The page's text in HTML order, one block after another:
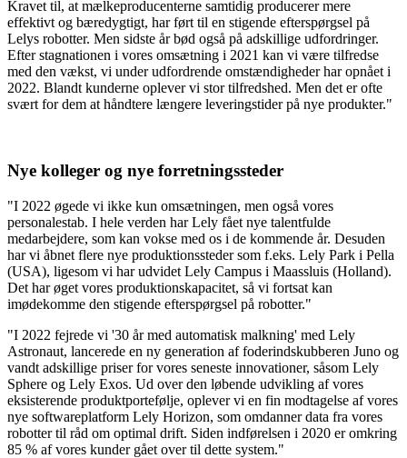
Kravet til, at mælkeproducenterne samtidig producerer mere
effektivt og bæredygtigt, har ført til en stigende efterspørgsel på
Lelys robotter. Men sidste år bød også på adskillige udfordringer.
Efter stagnationen i vores omsætning i 2021 kan vi være tilfredse
med den vækst, vi under udfordrende omstændigheder har opnået i
2022. Blandt kunderne oplever vi stor tilfredshed. Men det er ofte
svært for dem at håndtere længere leveringstider på nye produkter."
Nye kolleger og nye forretningssteder
"I 2022 øgede vi ikke kun omsætningen, men også vores
personalestab. I hele verden har Lely fået nye talentfulde
medarbejdere, som kan vokse med os i de kommende år. Desuden
har vi åbnet flere nye produktionssteder som f.eks. Lely Park i Pella
(USA), ligesom vi har udvidet Lely Campus i Maassluis (Holland).
Det har øget vores produktionskapacitet, så vi fortsat kan
imødekomme den stigende efterspørgsel på robotter."
"I 2022 fejrede vi '30 år med automatisk malkning' med Lely
Astronaut, lancerede en ny generation af foderindskubberen Juno og
vandt adskillige priser for vores seneste innovationer, såsom Lely
Sphere og Lely Exos. Ud over den løbende udvikling af vores
eksisterende produktportefølje, oplever vi en fin modtagelse af vores
nye softwareplatform Lely Horizon, som omdanner data fra vores
robotter til råd om optimal drift. Siden indførelsen i 2020 er omkring
85 % af vores kunder gået over til dette system."